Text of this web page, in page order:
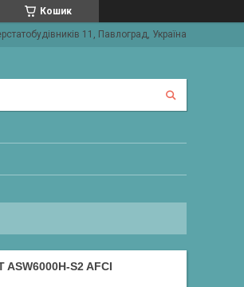
Кошик
11, Павлоград, Україна
S2 AFCI